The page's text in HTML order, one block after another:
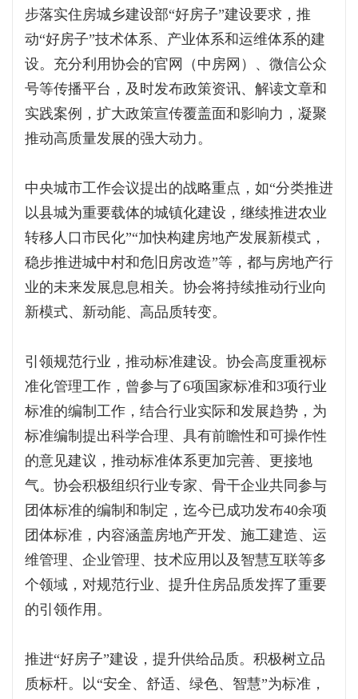
步落实住房城乡建设部“好房子”建设要求，推
动“好房子”技术体系、产业体系和运维体系的建
设。充分利用协会的官网（中房网）、微信公众
号等传播平台，及时发布政策资讯、解读文章和
实践案例，扩大政策宣传覆盖面和影响力，凝聚
推动高质量发展的强大动力。
中央城市工作会议提出的战略重点，如“分类推进
以县城为重要载体的城镇化建设，继续推进农业
转移人口市民化”“加快构建房地产发展新模式，
稳步推进城中村和危旧房改造”等，都与房地产行
业的未来发展息息相关。协会将持续推动行业向
新模式、新动能、高品质转变。
引领规范行业，推动标准建设。协会高度重视标
准化管理工作，曾参与了6项国家标准和3项行业
标准的编制工作，结合行业实际和发展趋势，为
标准编制提出科学合理、具有前瞻性和可操作性
的意见建议，推动标准体系更加完善、更接地
气。协会积极组织行业专家、骨干企业共同参与
团体标准的编制和制定，迄今已成功发布40余项
团体标准，内容涵盖房地产开发、施工建造、运
维管理、企业管理、技术应用以及智慧互联等多
个领域，对规范行业、提升住房品质发挥了重要
的引领作用。
推进“好房子”建设，提升供给品质。积极树立品
质标杆。以“安全、舒适、绿色、智慧”为标准，